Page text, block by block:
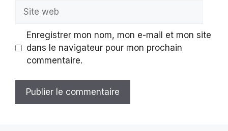
Site
Enregistrer mon nom, mon e-mail et mon site
dans le navigateur pour mon prochain
commentaire.